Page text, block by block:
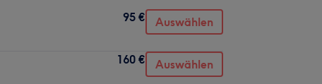
95 € Auswählen
160 € Auswählen